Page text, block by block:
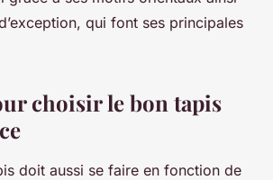
qui font ses principales
choisir le bon tapis
doit aussi se faire en fonction de